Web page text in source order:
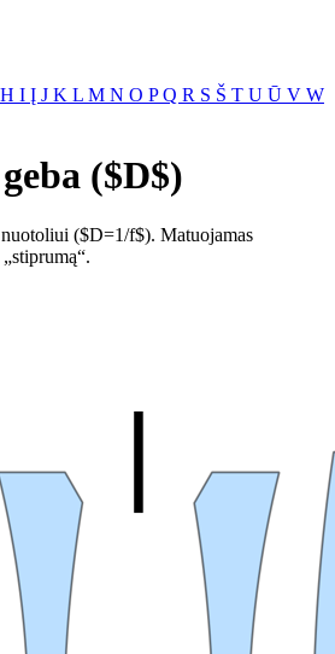
H I Į J K L M N O PQ R S Š T U Ū V W
($D$)
($D=1/f$). Matuojamas